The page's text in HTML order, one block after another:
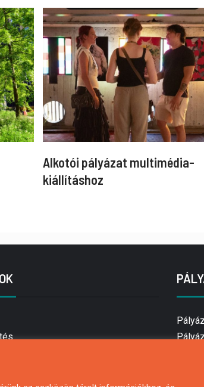
Alkotói pályázat multimédia-
kiállításhoz